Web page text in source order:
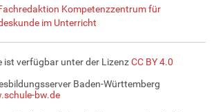
Kompetenzzentrum für
im Unterricht
ist verfügbar unter der LizenzCC BY 4.0
Baden-Württemberg
bw.de